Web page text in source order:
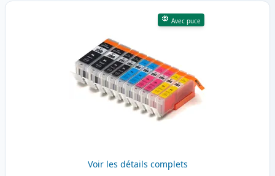
Avec puce
Voir les détails complets